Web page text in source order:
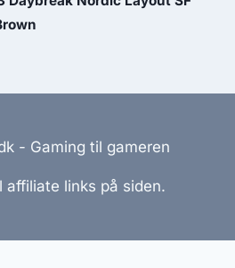
- Gaming til gameren
affiliate links på siden.